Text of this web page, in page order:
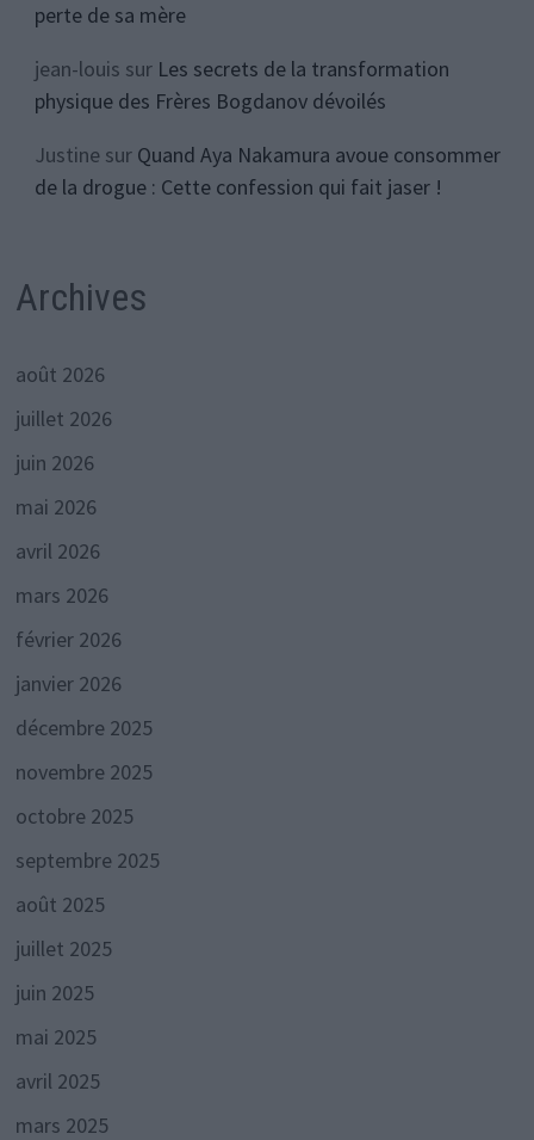
perte de sa mère
jean-louis sur Les secrets de la transformation
physique des Frères Bogdanov dévoilés
Justinesur Quand Aya Nakamura avoue consommer
de la drogue : Cette confession qui fait jaser !
Archives
août 2026
juillet 2026
juin 2026
mai 2026
avril 2026
mars 2026
février 2026
janvier 2026
décembre 2025
novembre 2025
octobre 2025
septembre 2025
août 2025
juillet 2025
juin 2025
mai 2025
avril 2025
mars 2025